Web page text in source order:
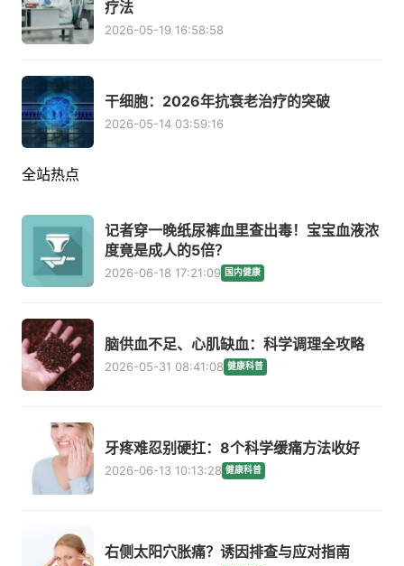
疗法
2026-05-19 16:58:58
干细胞：2026年抗衰老治疗的突破
2026-05-14 03:59:16
全站热点
记者穿一晚纸尿裤血里查出毒！宝宝血液浓
度竟是成人的5倍？
2026-06-18 17:21:09 国内健康
脑供血不足、心肌缺血：科学调理全攻略
2026-05-31 08:41:08 健康科普
牙疼难忍别硬扛：8个科学缓痛方法收好
2026-06-13 10:13:28 健康科普
右侧太阳穴胀痛？诱因排查与应对指南